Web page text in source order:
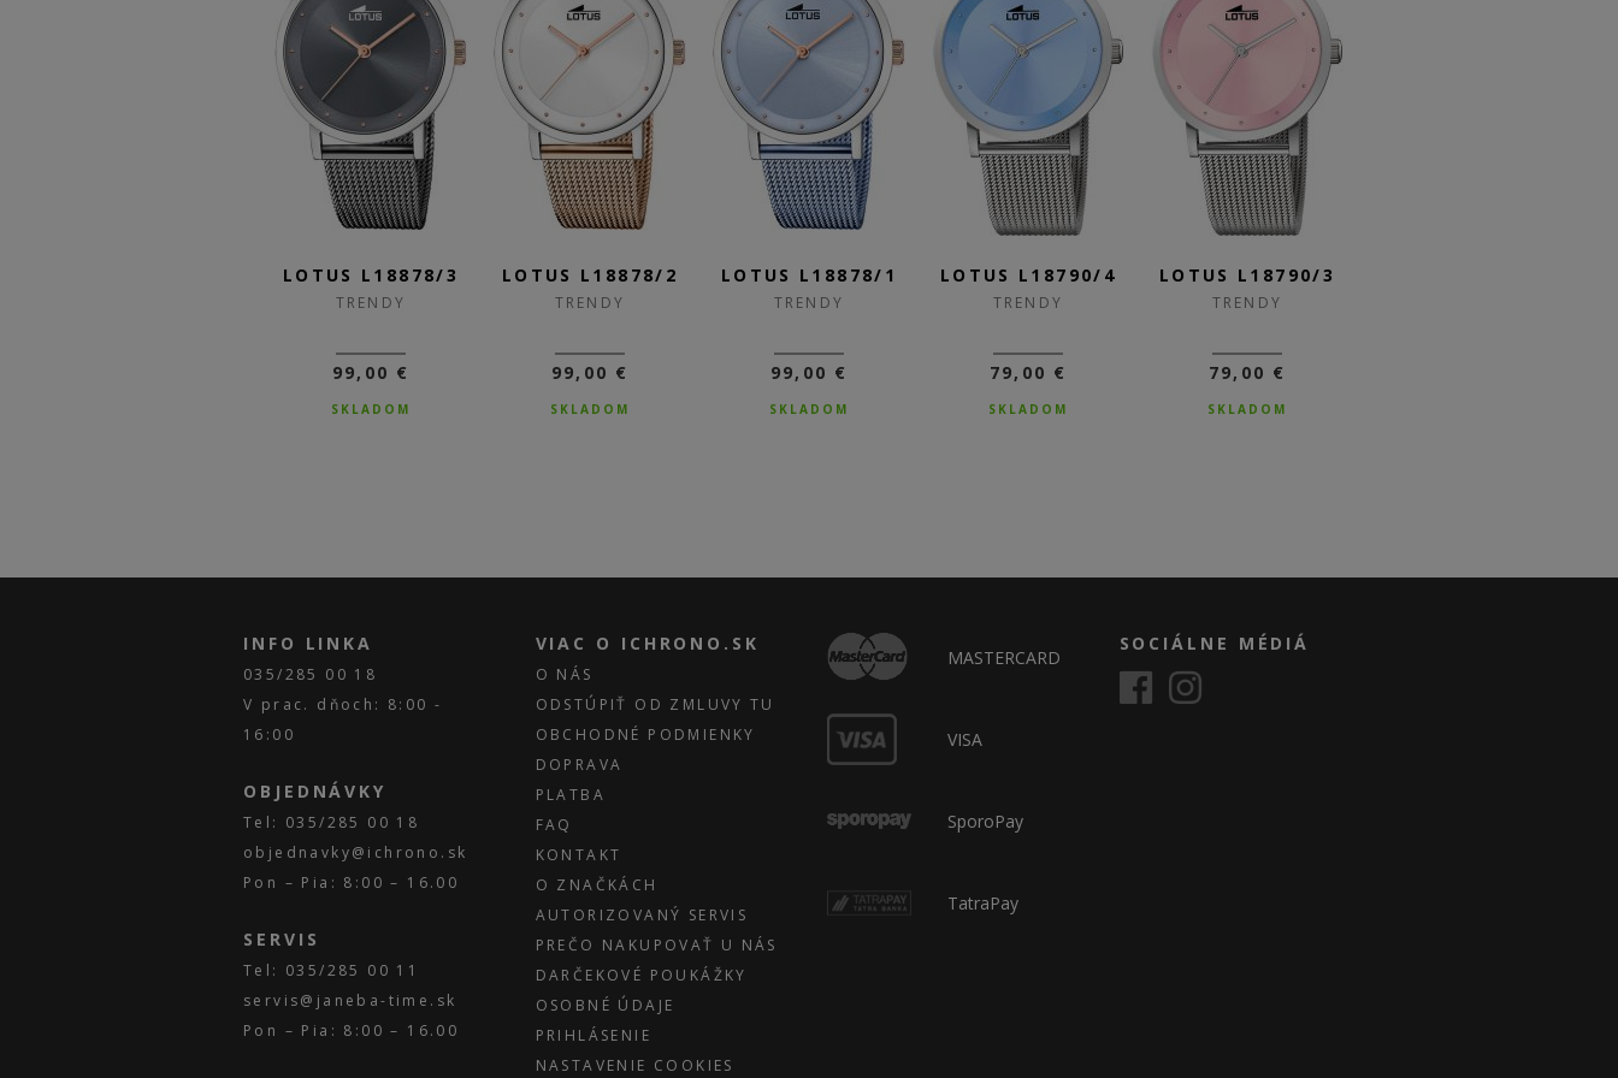
LOTUS L18878/3
TRENDY
99,00 €
SKLADOM
LOTUS L18878/2
TRENDY
99,00 €
SKLADOM
LOTUS L18878/1
TRENDY
99,00 €
SKLADOM
LOTUS L18790/4
TRENDY
79,00 €
SKLADOM
LOTUS L18790/3
TRENDY
79,00 €
SKLADOM
INFO LINKA
035/285 00 18
V prac. dňoch: 8:00 -
16:00
OBJEDNÁVKY
Tel: 035/285 00 18
objednavky@ichrono.sk
Pon – Pia: 8:00 – 16.00
SERVIS
Tel: 035/285 00 11
servis@janeba-time.sk
Pon – Pia: 8:00 – 16.00
VIAC O ICHRONO.SK
O NÁS
ODSTÚPIŤ OD ZMLUVY TU
OBCHODNÉ PODMIENKY
DOPRAVA
PLATBA
FAQ
KONTAKT
O ZNAČKÁCH
AUTORIZOVANÝ SERVIS
PREČO NAKUPOVAŤ U NÁS
DARČEKOVÉ POUKÁŽKY
OSOBNÉ ÚDAJE
PRIHLÁSENIE
NASTAVENIE COOKIES
MASTERCARD
VISA
SporoPay
TatraPay
SOCIÁLNE MÉDIÁ